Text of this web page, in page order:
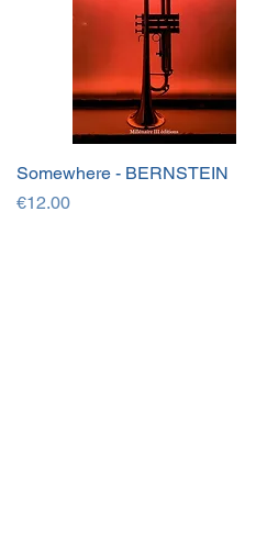
Somewhere - BERNSTEIN
Price
€12.00